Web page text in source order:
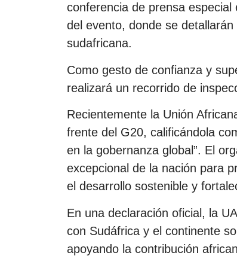
conferencia de prensa especial
del evento, donde se
sudafricana.
Como gesto de confianza y
realizará un recorrido de
Recientemente la Unión
frente del G20, calificándola
en la gobernanza global”. El
excepcional de la nación para
el desarrollo sostenible y
En una declaración oficial, la
con Sudáfrica y el continente
apoyando la contribución